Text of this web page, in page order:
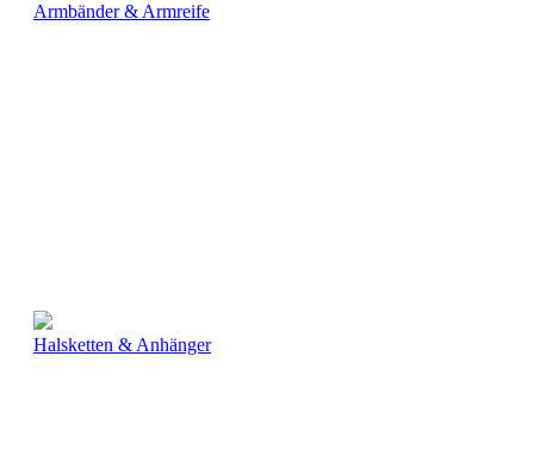
Armbänder & Armreife
Halsketten & Anhänger